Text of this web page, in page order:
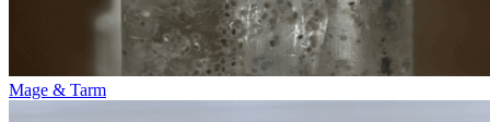
Mage & Tarm